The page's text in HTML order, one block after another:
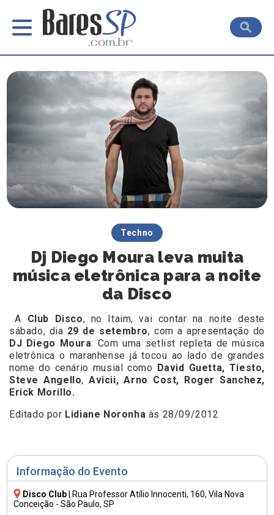
Informação do Evento
Disco Club Rua Professor Atílio Innocenti, 160, Vila Nova
Conceição - São Paulo, SP
Techno
Dj Diego Moura leva muita
música eletrônica para a noite
da Disco
A Club Disco, no Itaim, vai contar na noite deste
sábado, dia 29 de setembro, com a apresentação do
DJ Diego Moura. Com uma setlist repleta de música
eletrônica o maranhense já tocou ao lado de grandes
nome do cenário musial como
David Guetta, Tiesto,
Steve Angello,Avicii, Arno Cost, Roger Sanchez,
Erick Morillo.
Editado por Lidiane Noronha às 28/09/2012